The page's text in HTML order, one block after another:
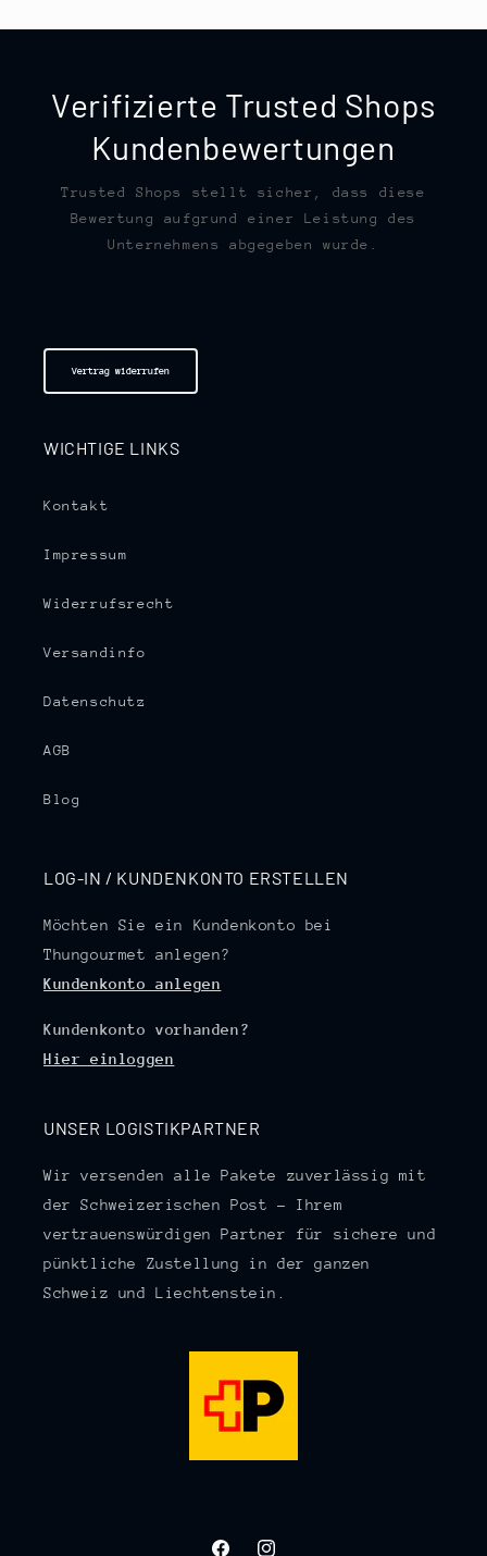
Verifizierte Trusted Shops
Kundenbewertungen
Trusted Shops stellt sicher, dass diese
Bewertung aufgrund einer Leistung des
Unternehmens abgegeben wurde.
Vertrag widerrufen
WICHTIGE LINKS
Kontakt
Impressum
Widerrufsrecht
Versandinfo
Datenschutz
AGB
Blog
LOG-IN / KUNDENKONTO ERSTELLEN
Möchten Sie ein Kundenkonto bei
Thungourmet anlegen?
Kundenkonto anlegen
Kundenkonto vorhanden?
Hier einloggen
UNSER LOGISTIKPARTNER
Wir versenden alle Pakete zuverlässig mit
der Schweizerischen Post – Ihrem
vertrauenswürdigen Partner für sichere und
pünktliche Zustellung in der ganzen
Schweiz und Liechtenstein.